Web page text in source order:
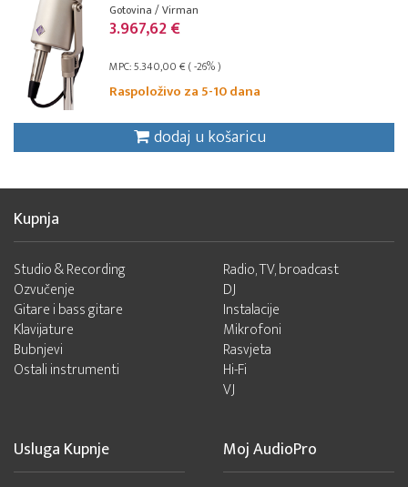
Gotovina / Virman
3.967,62 €
MPC: 5.340,00 € ( -26% )
Raspoloživo za 5-10 dana
dodaj u košaricu
Kupnja
Studio & Recording
Ozvučenje
Gitare i bass gitare
Klavijature
Bubnjevi
Ostali instrumenti
Radio, TV, broadcast
DJ
Instalacije
Mikrofoni
Rasvjeta
Hi-Fi
VJ
Usluga Kupnje Moj AudioPro